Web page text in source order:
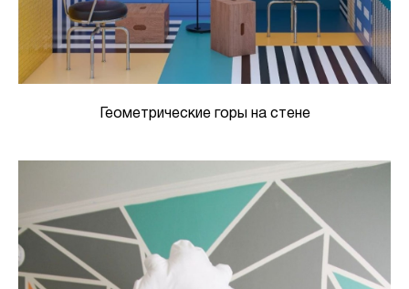
Геометрические горы на стене